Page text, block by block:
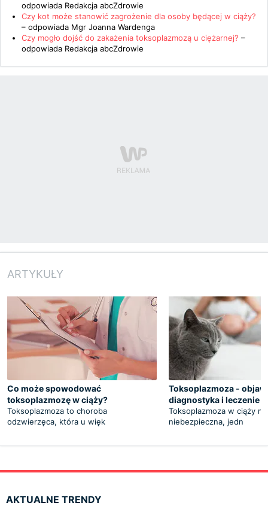
odpowiada Redakcja abcZdrowie
Czy kot może stanowić zagrożenie dla osoby będącej w ciąży?
– odpowiada Mgr Joanna Wardenga
Czy mogło dojść do zakażenia toksoplazmozą u ciężarnej? –
odpowiada Redakcja abcZdrowie
ARTYKUŁY
Co może spowodować
toksoplazmozę w ciąży?
Toksoplazmoza to choroba
odzwierzęca, która u więk
Toksoplazmoza -
diagnostyka i leczenie
Toksoplazmoza w ciąży
niebezpieczna, jedn
AKTUALNE TRENDY